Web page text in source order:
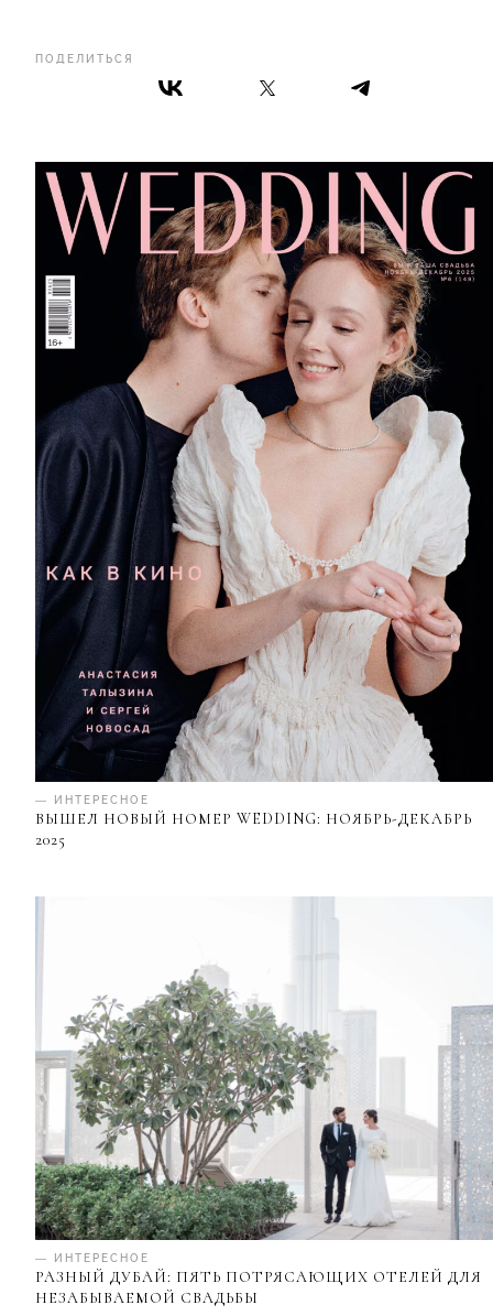
ПОДЕЛИТЬСЯ
— ИНТЕРЕСНОЕ
ВЫШЕЛ НОВЫЙ НОМЕР WEDDING: НОЯБРЬ-ДЕКАБРЬ
2025
— ИНТЕРЕСНОЕ
РАЗНЫЙ ДУБАЙ: ПЯТЬ ПОТРЯСАЮЩИХ ОТЕЛЕЙ ДЛЯ
НЕЗАБЫВАЕМОЙ СВАДЬБЫ